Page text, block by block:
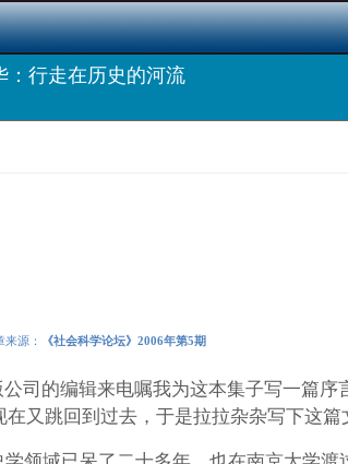
：行走在历史的河流
来源： 《社会科学论坛》2006年第5期
司的编辑来电嘱我为这本集子写一篇
又跳回到过去，于是拉拉杂杂写下这篇